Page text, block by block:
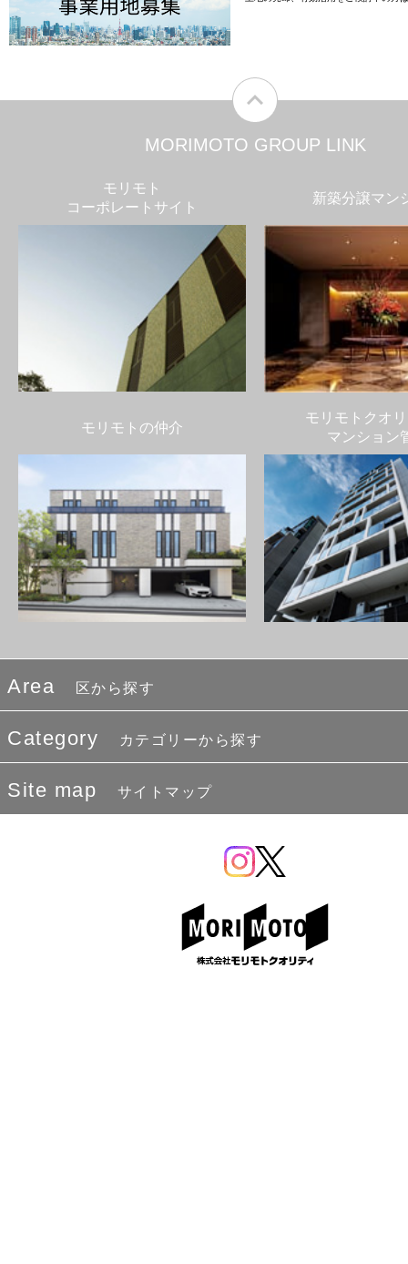
MORIMOTO GROUP LINK
モリモト
コーポレートサイト
新築分譲マン
モリモトの仲介
モリモトクオ
マンション
Area 区から探す
Category カテゴリーから探す
Site map サイトマップ